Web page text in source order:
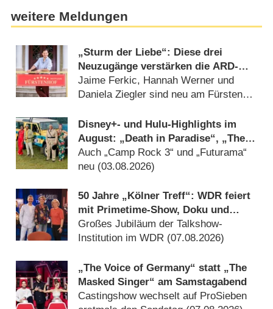
weitere Meldungen
„Sturm der Liebe“: Diese drei
Neuzugänge verstärken die ARD-
Telenovela
Jaime Ferkic, Hannah Werner und
Daniela Ziegler sind neu am Fürstenhof
Disney+- und Hulu-Highlights im
August: „Death in Paradise“, „The
Shards“ und das Ende für „Die
neuen Zauberer vom Waverly Place“
Auch „Camp Rock 3“ und „Futurama“
neu (03.08.2026)
50 Jahre „Kölner Treff“: WDR feiert
mit Primetime-Show, Doku und
Rückblicken
Großes Jubiläum der Talkshow-
Institution im WDR (07.08.2026)
„The Voice of Germany“ statt „The
Masked Singer“ am Samstagabend
Castingshow wechselt auf ProSieben